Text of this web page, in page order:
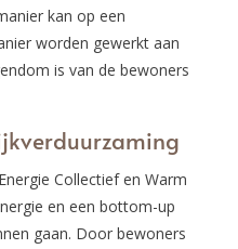
kan op een
worden gewerkt aan
is van de bewoners
Collectief en Warm
en een bottom-up
gaan. Door bewoners